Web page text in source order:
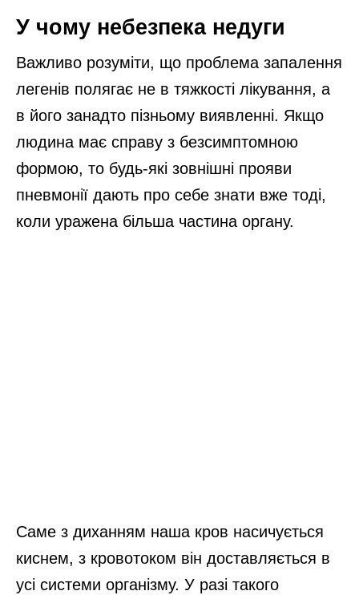
У чому небезпека недуги
Важливо розуміти, що проблема запалення
легенів полягає не в тяжкості лікування, а
в його занадто пізньому виявленні. Якщо
людина має справу з безсимптомною
формою, то будь-які зовнішні прояви
пневмонії дають про себе знати вже тоді,
коли уражена більша частина органу.
Саме з диханням наша кров насичується
киснем, з кровотоком він доставляється в
усі системи організму. У разі такого